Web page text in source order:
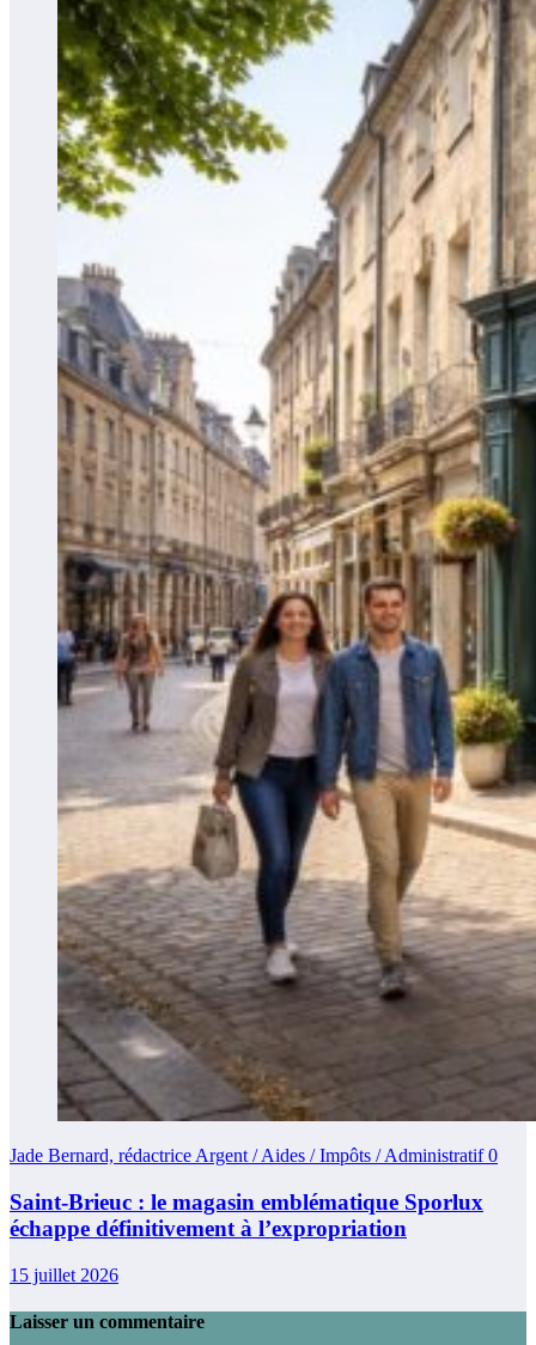
Jade Bernard, rédactrice Argent / Aides / Impôts / Administratif0
Saint-Brieuc : le magasin emblématique Sporlux
échappe définitivement à l’expropriation
15 juillet 2026
Laisser un commentaire